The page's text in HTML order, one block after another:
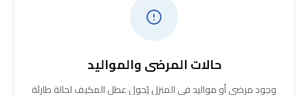
حالات المرضى والمواليد
وجود مرضى أو مواليد في المنزل يُحول عطل المكيف لحالة طارئة